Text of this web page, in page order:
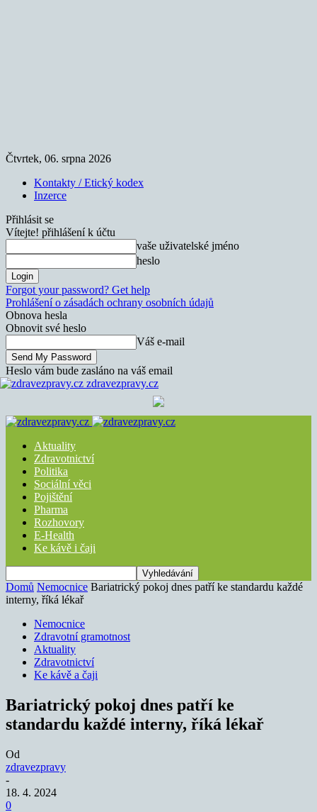
Čtvrtek, 06. srpna 2026
Kontakty / Etický kodex
Inzerce
Přihlásit se
Vítejte! přihlášení k účtu
vaše uživatelské jméno
heslo
Forgot your password? Get help
Prohlášení o zásadách ochrany osobních údajů
Obnova hesla
Obnovit své heslo
Váš e-mail
Heslo vám bude zasláno na váš email
zdravezpravy.cz
Aktuality
Zdravotnictví
Politika
Sociální věci
Pojištění
Pharma
Rozhovory
E-Health
Ke kávě i čaji
Domů Nemocnice Bariatrický pokoj dnes patří ke standardu každé
interny, říká lékař
Nemocnice
Zdravotní gramotnost
Aktuality
Zdravotnictví
Ke kávě a čaji
Bariatrický pokoj dnes patří ke
standardu každé interny, říká lékař
Od
zdravezpravy
-
18. 4. 2024
0